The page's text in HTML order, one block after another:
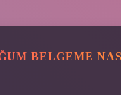
BELGEME